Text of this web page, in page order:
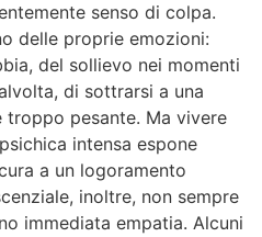
senso di colpa.
delle proprie emozioni:
del sollievo nei momenti
di sottrarsi a una
pesante. Ma vivere
intensa espone
a un logoramento
inoltre, non sempre
immediata empatia. Alcuni